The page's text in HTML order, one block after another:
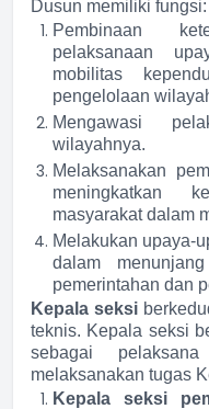
Dusun memiliki fungsi:
Pembinaan
pelaksanaan
mobilitas
pengelolaan
Mengawasi
wilayahnya.
Melaksanakan
meningkatkan
masyarakat dalam
Melakukan upaya-
dalam
pemerintahan dan
Kepala seksi
teknis. Kepala seksi
sebagai
melaksanakan tugas
Kepala seksi